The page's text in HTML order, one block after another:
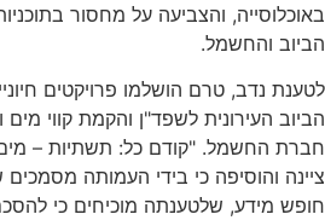
באוכלוסייה, והצביעה על מחסור
הביוב והחשמל.
לטענת נדב, טרם הושלמו פרויקטים
הביוב העירונית לשפד"ן והקמת קווי
חברת החשמל. "קודם כל: תשתיות –
ציינה והוסיפה כי בידי העמותה
חופש מידע, שלטענתה מוכיחים כי